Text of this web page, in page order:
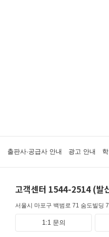
출판사·공급사 안내 광고 안내
고객센터 1544-2514 (발
서울시 마포구 백범로 71 숨도빌딩
1:1 문의